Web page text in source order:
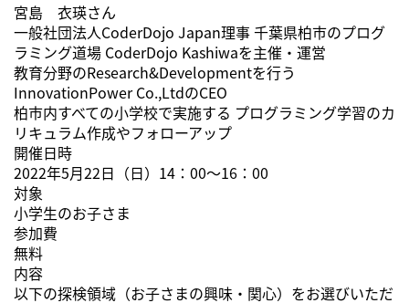
宮島 衣瑛さん
一般社団法人CoderDojo Japan理事 千葉県柏市のプログ
ラミング道場 CoderDojo Kashiwaを主催・運営
教育分野のResearch&Developmentを行う
InnovationPower Co.,LtdのCEO
柏市内すべての小学校で実施する プログラミング学習のカ
リキュラム作成やフォローアップ
開催日時
2022年5月22日（日）14：00～16：00
対象
小学生のお子さま
参加費
無料
内容
以下の探検領域（お子さまの興味・関心）をお選びいただ